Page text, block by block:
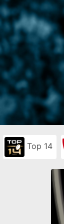
Top 14